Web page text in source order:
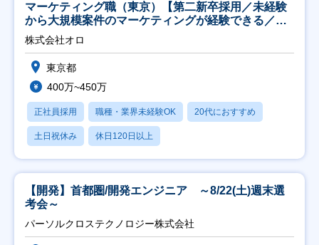
マーケティング職（東京）【第二新卒採用／未経験
から大規模案件のマーケティングが経験できる／研
修充実】
株式会社オロ
東京都
400万~450万
正社員採用 職種・業界未経験OK 20代におすすめ
土日祝休み 休日120日以上
【開発】首都圏/開発エンジニア ～8/22(土)週末選
考会～
パーソルクロステクノロジー株式会社